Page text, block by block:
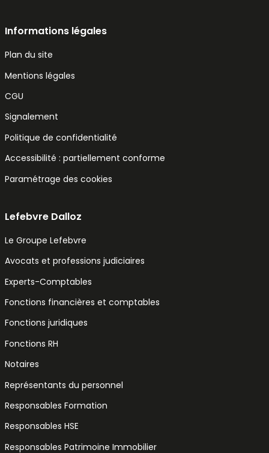
Informations légales
Plan du site
Mentions légales
CGU
Signalement
Politique de confidentialité
Accessibilité : partiellement conforme
Paramétrage des cookies
Lefebvre Dalloz
Le Groupe Lefebvre
Avocats et professions judiciaires
Experts-Comptables
Fonctions financières et comptables
Fonctions juridiques
Fonctions RH
Notaires
Représentants du personnel
Responsables Formation
Responsables HSE
Responsables Patrimoine Immobilier